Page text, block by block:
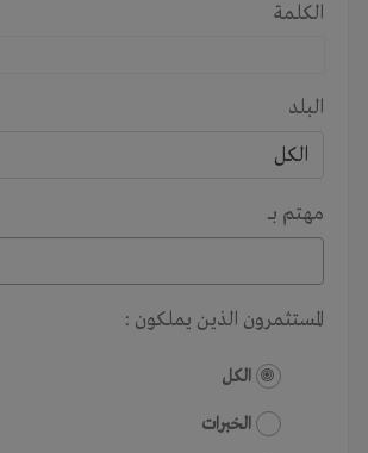
الكلمة
البلد
الكل
مهتم بـــ
المستثمرون الذين يملكون :
الكل
الخبرات